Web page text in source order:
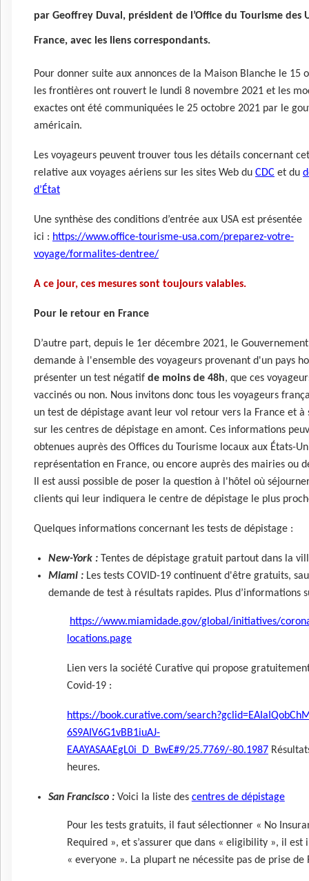
par Geoffrey Duval, président de l’Office du Tourisme des
France, avec les liens correspondants.
Pour donner suite aux annonces de la Maison Blanche le 15
les frontières ont rouvert le lundi 8 novembre 2021 et les
exactes ont été communiquées le 25 octobre 2021 par le
américain.
Les voyageurs peuvent trouver tous les détails concernant
relative aux voyages aériens sur les sites Web du CDC et du
d’État
Une synthèse des conditions d’entrée aux USA est présentée
ici : https://www.office-tourisme-usa.com/preparez-votre-
voyage/formalites-dentree/
A ce jour, ces mesures sont toujours valables.
Pour le retour en France
D’autre part, depuis le 1er décembre 2021, le
demande à l'ensemble des voyageurs provenant d'un pays
présenter un test négatif de moins de 48h, que ces
vaccinés ou non. Nous invitons donc tous les voyageurs
un test de dépistage avant leur vol retour vers la France et à
sur les centres de dépistage en amont. Ces informations
obtenues auprès des Offices du Tourisme locaux aux États-
représentation en France, ou encore auprès des mairies ou
Il est aussi possible de poser la question à l'hôtel où
clients qui leur indiquera le centre de dépistage le plus
Quelques informations concernant les tests de dépistage :
New-York :Tentes de dépistage gratuit partout dans la
Miami :Les tests COVID-19 continuent d'être gratuits,
demande de test à résultats rapides. Plus d’informations
https://www.miamidade.gov/global/initiatives/
locations.page
Lien vers la société Curative qui propose
Covid-19 :
https://book.curative.com/
6S9AIV6G1vBB1iuAJ-
EAAYASAAEgL0i_D_BwE#9/25.7769/-80.1987
heures.
San Francisco :Voici la liste des centres de dépistage
Pour les tests gratuits, il faut sélectionner « No
Required », et s’assurer que dans « eligibility », il est
« everyone ». La plupart ne nécessite pas de prise de